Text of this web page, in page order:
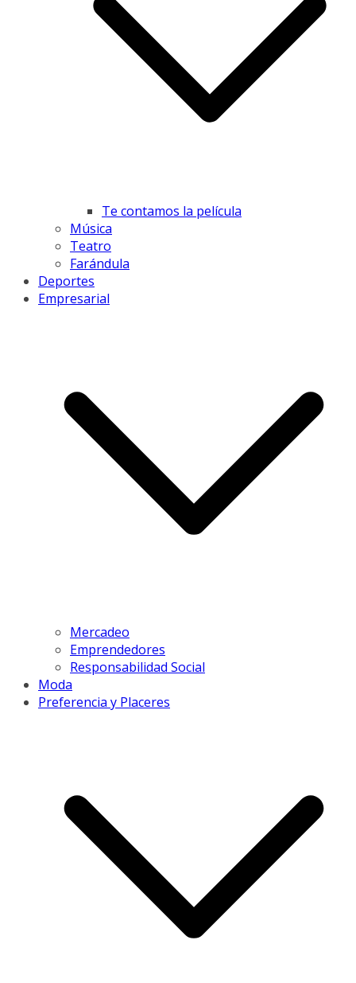
Te contamos la película
Música
Teatro
Farándula
Deportes
Empresarial
Mercadeo
Emprendedores
Responsabilidad Social
Moda
Preferencia y Placeres